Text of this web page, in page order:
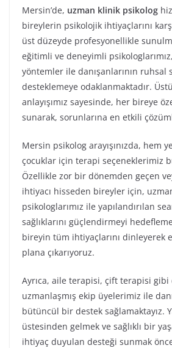
Mersin’de, uzman klinik psikolog
bireylerin psikolojik ihtiyaçlarını
üst düzeyde profesyonellikle
eğitimli ve deneyimli
yöntemler ile danışanlarının ruhsal
desteklemeye odaklanmaktadır.
anlayışımız sayesinde, her bireye
sunarak, sorunlarına en etkili
Mersin psikolog arayışınızda, hem
çocuklar için terapi seçeneklerimiz
Özellikle zor bir dönemden geçen
ihtiyacı hisseden bireyler için,
psikologlarımız ile yapılandırılan
sağlıklarını güçlendirmeyi
bireyin tüm ihtiyaçlarını dinleyerek
plana çıkarıyoruz.
Ayrıca, aile terapisi, çift terapisi
uzmanlaşmış ekip üyelerimiz ile
bütüncül bir destek sağlamaktayız.
üstesinden gelmek ve sağlıklı bir
ihtiyaç duyulan desteği sunmak